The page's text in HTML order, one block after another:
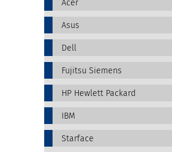
Acer
Asus
Dell
Fujitsu Siemens
HP Hewlett Packard
IBM
Starface